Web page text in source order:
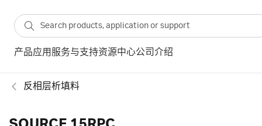
产品应用 服务与支持资源中心公司介绍
反相层析填料